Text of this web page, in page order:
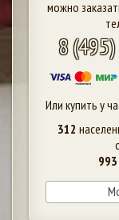
можно
8
Или купить у
312
993